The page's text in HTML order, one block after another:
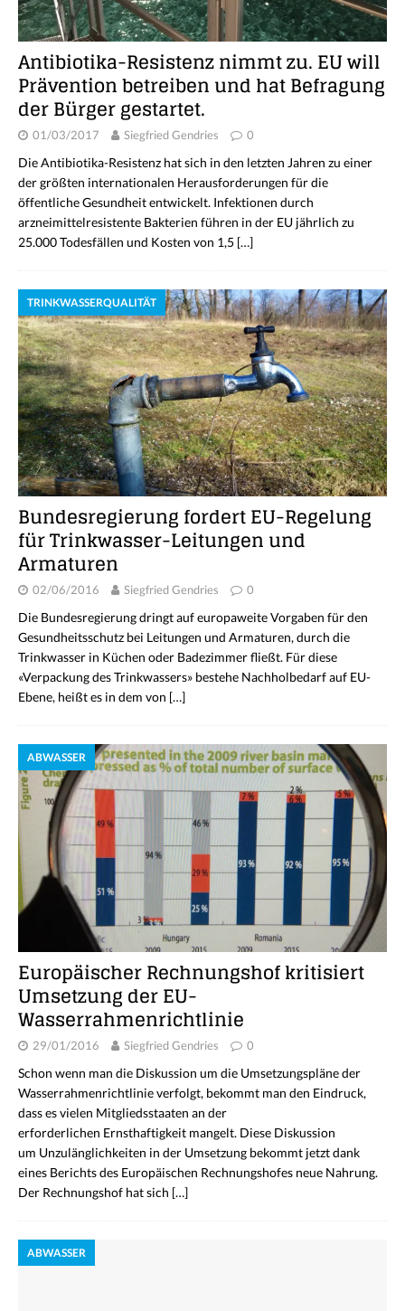
Antibiotika-Resistenz nimmt zu. EU will
Prävention betreiben und hat Befragung
der Bürger gestartet.
01/03/2017 Siegfried Gendries 0
Die Antibiotika-Resistenz hat sich in den letzten Jahren zu einer
der größten internationalen Herausforderungen für die
öffentliche Gesundheit entwickelt. Infektionen durch
arzneimittelresistente Bakterien führen in der EU jährlich zu
25.000 Todesfällen und Kosten von 1,5 […]
TRINKWASSERQUALITÄT
Bundesregierung fordert EU-Regelung
für Trinkwasser-Leitungen und
Armaturen
02/06/2016 Siegfried Gendries 0
Die Bundesregierung dringt auf europaweite Vorgaben für den
Gesundheitsschutz bei Leitungen und Armaturen, durch die
Trinkwasser in Küchen oder Badezimmer fließt. Für diese
«Verpackung des Trinkwassers» bestehe Nachholbedarf auf EU-
Ebene, heißt es in dem von […]
ABWASSER
Europäischer Rechnungshof kritisiert
Umsetzung der EU-
Wasserrahmenrichtlinie
29/01/2016 Siegfried Gendries 0
Schon wenn man die Diskussion um die Umsetzungspläne der
Wasserrahmenrichtlinie verfolgt, bekommt man den Eindruck,
dass es vielen Mitgliedsstaaten an der
erforderlichen Ernsthaftigkeit mangelt. Diese Diskussion
um Unzulänglichkeiten in der Umsetzung bekommt jetzt dank
eines Berichts des Europäischen Rechnungshofes neue Nahrung.
Der Rechnungshof hat sich […]
ABWASSER